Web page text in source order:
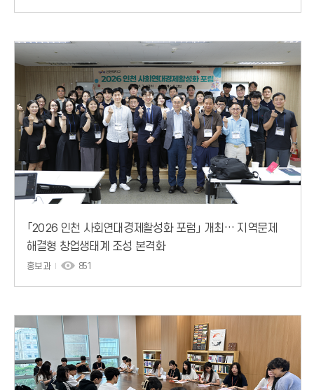
「2026 인천 사회연대경제활성화 포럼」 개최… 지역문제
해결형 창업생태계 조성 본격화
홍보과 851